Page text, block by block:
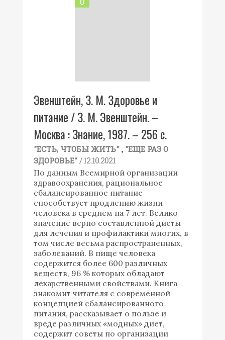
Эвенштейн, З. М. Здоровье и
питание / З. М. Эвенштейн. –
Москва : Знание, 1987. – 256 с.
"ЕСТЬ, ЧТОБЫ ЖИТЬ" , "ЕЩЕ РАЗ О
ЗДОРОВЬЕ" / 12.10.2021
По данным Всемирной организации
здравоохранения, рациональное
сбалансированное питание
способствует продлению жизни
человека в среднем на 7 лет. Велико
значение верно составленной диеты
для лечения и профилактики многих, в
том числе весьма распространенных,
заболеваний. В пище человека
содержится более 600 различных
веществ, 96 % которых обладают
лекарственными свойствами. Книга
знакомит читателя с современной
концепцией сбалансированного
питания, рассказывает о пользе и
вреде различных «модных» диет,
содержит советы по организации